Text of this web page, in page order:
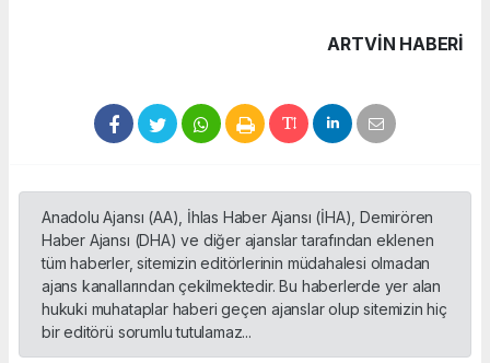
ARTVIN HABERİ
Anadolu Ajansı (AA), İhlas Haber Ajansı (İHA), Demirören
Haber Ajansı (DHA) ve diğer ajanslar tarafından eklenen
tüm haberler, sitemizin editörlerinin müdahalesi olmadan
ajans kanallarından çekilmektedir. Bu haberlerde yer alan
hukuki muhataplar haberi geçen ajanslar olup sitemizin hiç
bir editörü sorumlu tutulamaz...